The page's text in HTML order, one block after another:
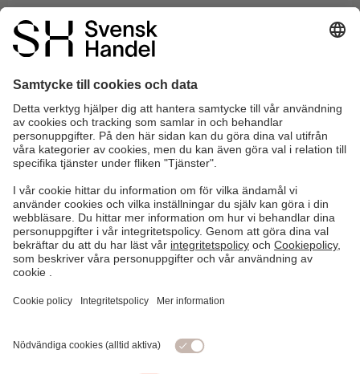
0 / 140
Informera mig när det finns ett svar på denna fråga.
SKICKA FRÅGAN